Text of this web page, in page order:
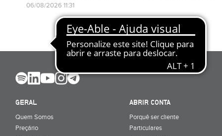
06/08/2026 11:31
GERAL
Quem Somos
Preçário
ABRIR CONTA
Porquê ser cliente
Particulares